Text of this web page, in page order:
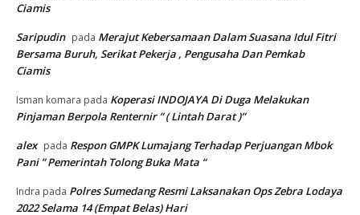
Ciamis
Saripudin pada Merajut Kebersamaan Dalam Suasana Idul Fitri
Bersama Buruh, Serikat Pekerja , Pengusaha Dan Pemkab
Ciamis
Isman komara pada Koperasi INDOJAYA Di Duga Melakukan
Pinjaman Berpola Renternir ” ( Lintah Darat )”
alex pada Respon GMPK Lumajang Terhadap Perjuangan Mbok
Pani ” Pemerintah Tolong Buka Mata “
Indra pada Polres Sumedang Resmi Laksanakan Ops Zebra Lodaya
2022 Selama 14 (Empat Belas) Hari